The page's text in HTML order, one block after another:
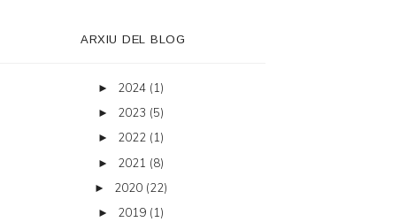
ARXIU DEL BLOG
► 2024 (1)
► 2023 (5)
► 2022 (1)
► 2021 (8)
► 2020 (22)
► 2019 (1)